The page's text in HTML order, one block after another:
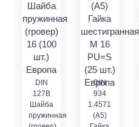
DIN
127В
Шайба
пружинная
DIN
934
1.4571
(A5)